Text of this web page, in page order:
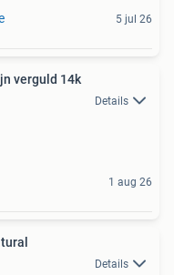
5 jul 26
verguld 14k
Details
1 aug 26
Details